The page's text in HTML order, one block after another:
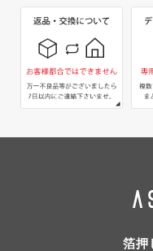
箔押